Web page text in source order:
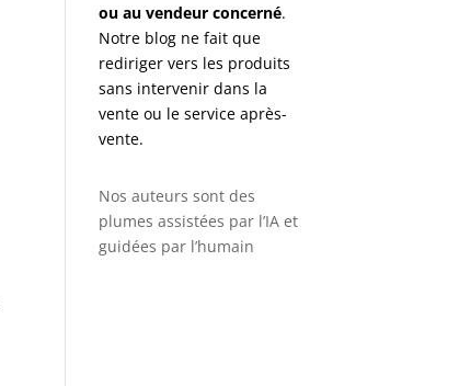
ou au vendeur concerné.
Notre blog ne fait que
rediriger vers les produits
sans intervenir dans la
vente ou le service après-
vente.
Nos auteurs sont des
plumes assistées par l’IA et
guidées par l’humain